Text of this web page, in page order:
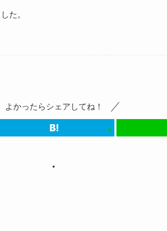
た。
よかったらシェアしてね！